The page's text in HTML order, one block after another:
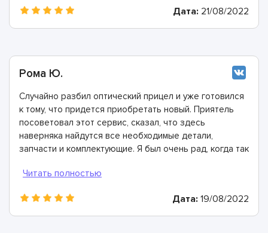
Дата: 21/08/2022
Рома Ю.
Случайно разбил оптический прицел и уже готовился
к тому, что придется приобретать новый. Приятель
посоветовал этот сервис, сказал, что здесь
наверняка найдутся все необходимые детали,
запчасти и комплектующие. Я был очень рад, когда так
прицел буквально заново и полностью восстановили
мастера!
Дата: 19/08/2022